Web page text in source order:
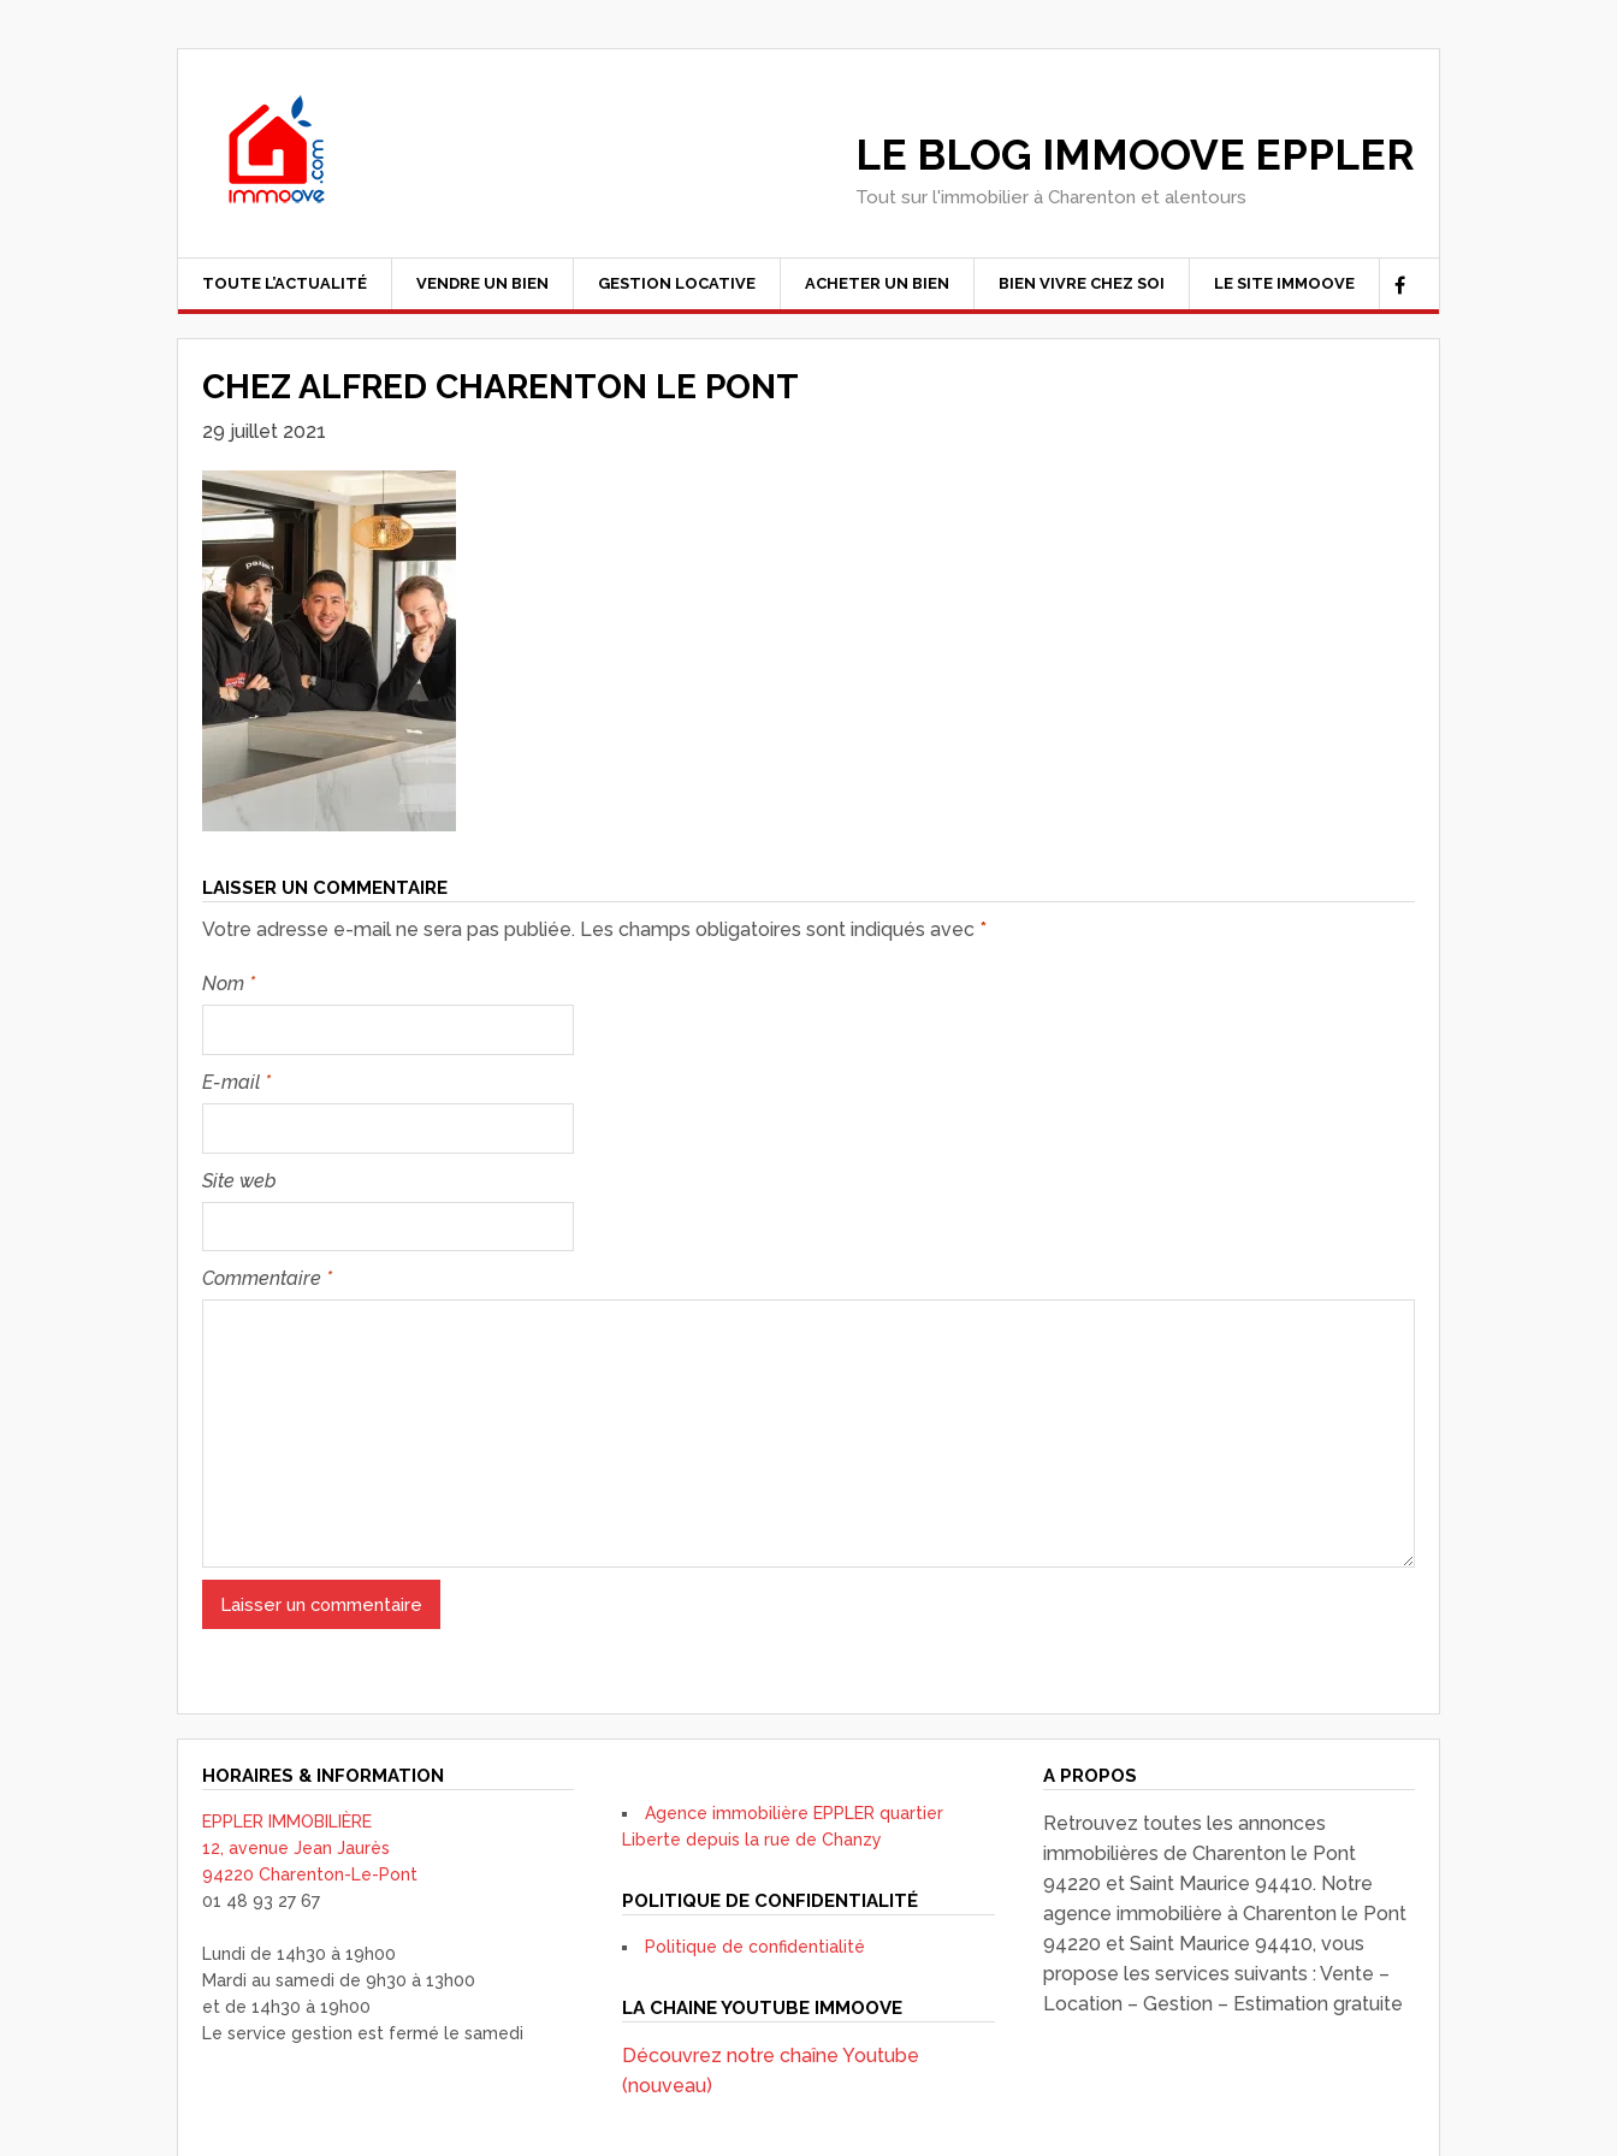
LE BLOG IMMOOVE EPPLER
Tout sur l'immobilier à Charenton et alentours
TOUTE L’ACTUALITÉ VENDRE UN BIEN GESTION LOCATIVE ACHETER UN BIEN BIEN VIVRE CHEZ SOI LE SITE IMMOOVE
CHEZ ALFRED CHARENTON LE PONT
29 juillet 2021
LAISSER UN COMMENTAIRE
Votre adresse e-mail ne sera pas publiée. Les champs obligatoires sont indiqués avec *
Nom *
E-mail *
Site web
Commentaire *
HORAIRES & INFORMATION
EPPLER IMMOBILIÈRE
12, avenue Jean Jaurès
94220 Charenton-Le-Pont
01 48 93 27 67
Lundi de 14h30 à 19h00
Mardi au samedi de 9h30 à 13h00
et de 14h30 à 19h00
Le service gestion est fermé le samedi
Agence immobilière EPPLER quartier
Liberte depuis la rue de Chanzy
POLITIQUE DE CONFIDENTIALITÉ
Politique de confidentialité
LA CHAINE YOUTUBE IMMOOVE
Découvrez notre chaîne Youtube
(nouveau)
A PROPOS
Retrouvez toutes les annonces
immobilières de Charenton le Pont
94220 et Saint Maurice 94410. Notre
agence immobilière à Charenton le Pont
94220 et Saint Maurice 94410, vous
propose les services suivants : Vente –
Location – Gestion – Estimation gratuite